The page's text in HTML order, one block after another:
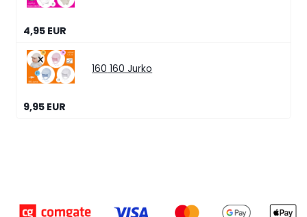
4,95 EUR
160 160 Jurko
9,95 EUR